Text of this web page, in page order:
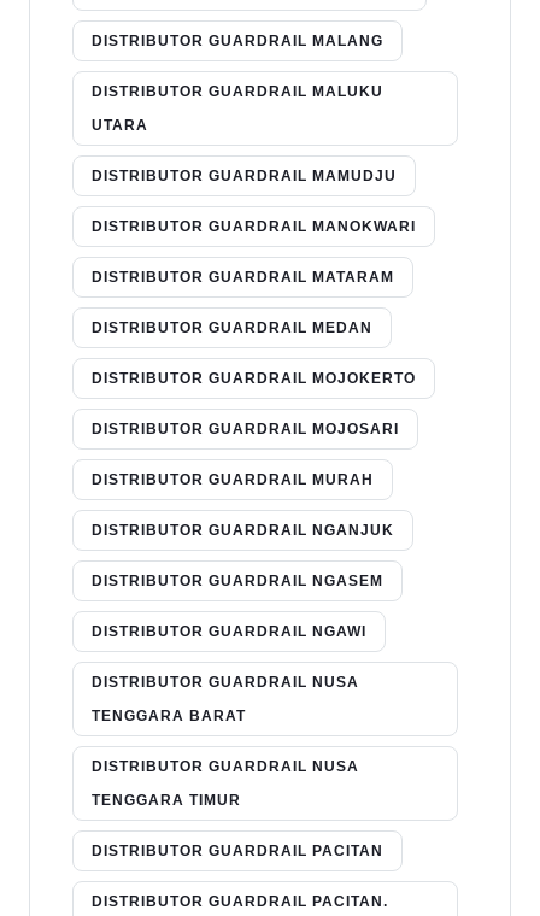
DISTRIBUTOR GUARDRAIL MALANG
DISTRIBUTOR GUARDRAIL MALUKU
UTARA
DISTRIBUTOR GUARDRAIL MAMUDJU
DISTRIBUTOR GUARDRAIL MANOKWARI
DISTRIBUTOR GUARDRAIL MATARAM
DISTRIBUTOR GUARDRAIL MEDAN
DISTRIBUTOR GUARDRAIL MOJOKERTO
DISTRIBUTOR GUARDRAIL MOJOSARI
DISTRIBUTOR GUARDRAIL MURAH
DISTRIBUTOR GUARDRAIL NGANJUK
DISTRIBUTOR GUARDRAIL NGASEM
DISTRIBUTOR GUARDRAIL NGAWI
DISTRIBUTOR GUARDRAIL NUSA
TENGGARA BARAT
DISTRIBUTOR GUARDRAIL NUSA
TENGGARA TIMUR
DISTRIBUTOR GUARDRAIL PACITAN
DISTRIBUTOR GUARDRAIL PACITAN.